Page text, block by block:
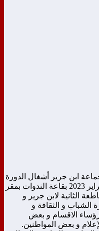
ابن جرير أشغال الدورة
العادية لشهر فبراير، صباح اليوم 07 فبراير 2023 بقاعة الندوات بمقر
الثانية لابن جرير و
الشباب و الثقافة و
الاقسام و بعض
و بعض المواطنين.